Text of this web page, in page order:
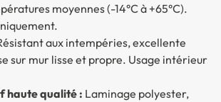
moyennes (-14°C à +65°C).
aux intempéries, excellente
sur mur lisse et propre. Usage intérieur
haute qualité : Laminage polyester,